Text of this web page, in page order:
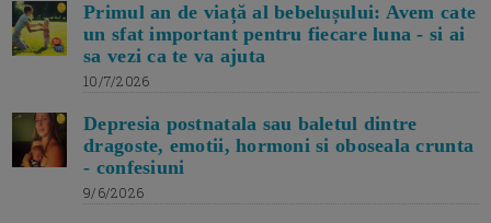
Primul an de viață al bebelușului: Avem cate
un sfat important pentru fiecare luna - si ai
sa vezi ca te va ajuta
10/7/2026
Depresia postnatala sau baletul dintre
dragoste, emotii, hormoni si oboseala crunta
- confesiuni
9/6/2026